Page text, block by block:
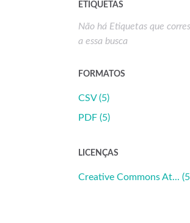
ETIQUETAS
Não há Etiquetas que
a essa busca
FORMATOS
CSV (5)
PDF (5)
LICENÇAS
Creative Commons At...